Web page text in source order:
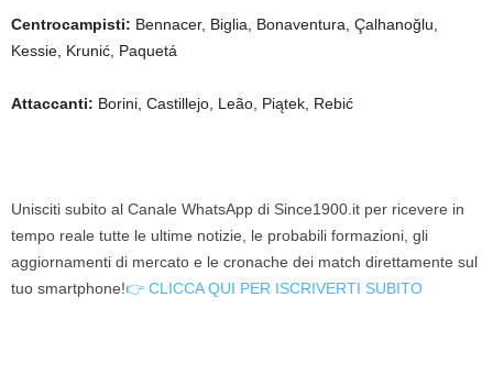
Centrocampisti: Bennacer, Biglia, Bonaventura, Çalhanoğlu,
Kessie, Krunić, Paquetá
Attaccanti: Borini, Castillejo, Leão, Piątek, Rebić
Unisciti subito al Canale WhatsApp di Since1900.it per ricevere in
tempo reale tutte le ultime notizie, le probabili formazioni, gli
aggiornamenti di mercato e le cronache dei match direttamente sul
tuo smartphone!👉 CLICCA QUI PER ISCRIVERTI SUBITO